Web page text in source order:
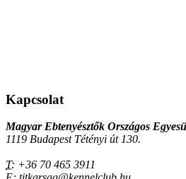
Kapcsolat
Magyar Ebtenyésztők Országos
1119 Budapest Tétényi út 130.
T: +36 70 465 3911